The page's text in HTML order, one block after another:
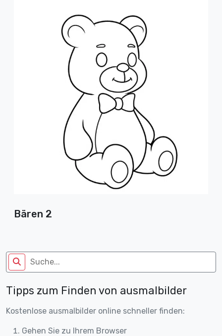
Bären 2
Tipps zum Finden von ausmalbilder
Kostenlose ausmalbilder online schneller finden:
Gehen Sie zu Ihrem Browser